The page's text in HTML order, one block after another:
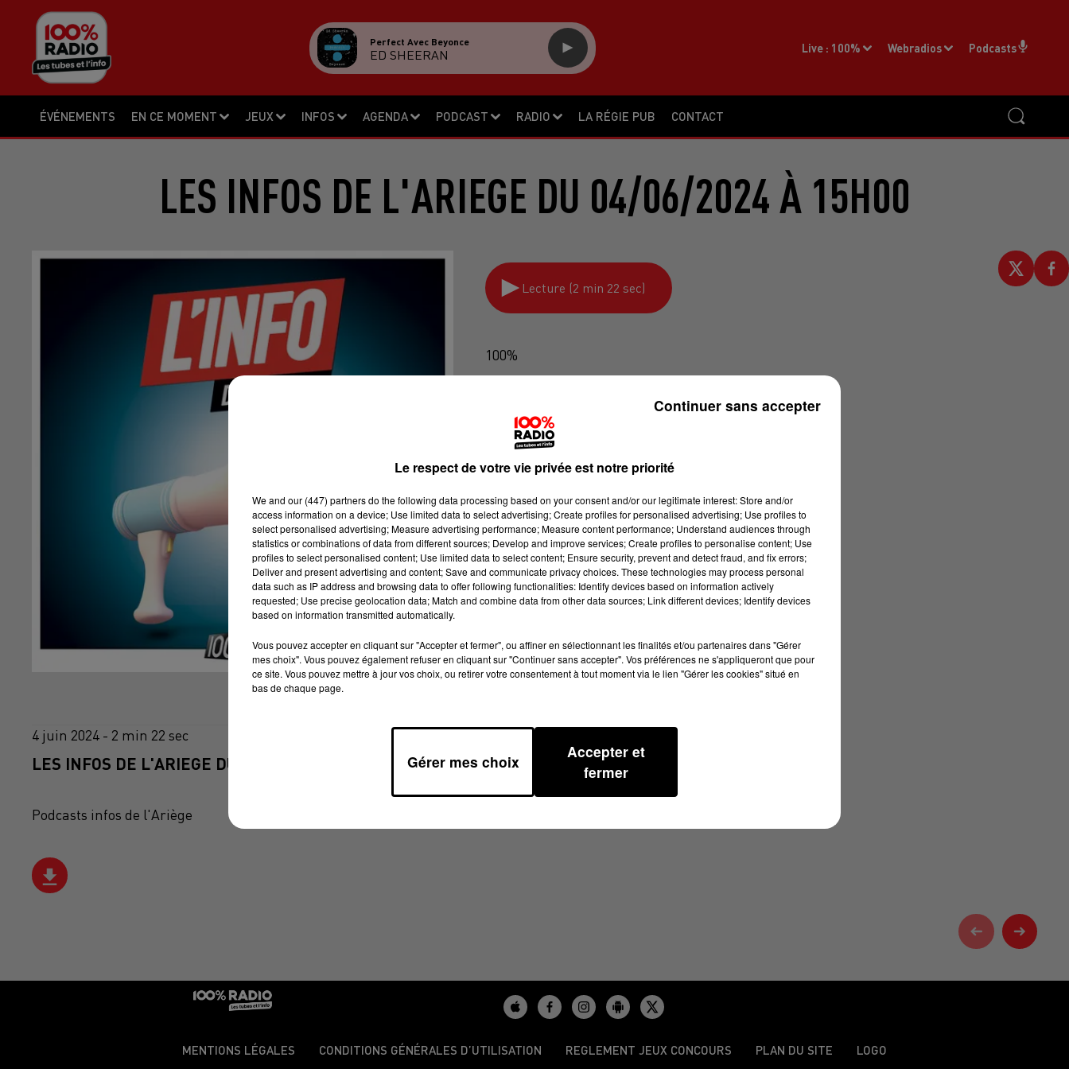
ÉVÉNEMENTS EN CE MOMENT JEUX INFOS AGENDA PODCAST RADIO LA RÉGIE PUB CONTACT
Live : 100% Webradios Podcasts
Perfect Avec Beyonce
ED SHEERAN
LES INFOS DE L'ARIEGE DU 04/06/2024 À 15H00
Lecture (2 min 22 sec)
100%
4 juin 2024 - 2 min 22 sec
LES INFOS DE L'ARIEGE DU 04/06/2024 À 15H00
Podcasts infos de l'Ariège
MENTIONS LÉGALES CONDITIONS GÉNÉRALES D’UTILISATION REGLEMENT JEUX CONCOURS PLAN DU SITE LOGO
Le respect de votre vie privée est notre priorité
We and our (447) partnersdo the following data processing based on your consent and/or our legitimate interest: Store and/or
access information on a device; Use limited data to select advertising; Create profiles for personalised advertising; Use profiles to
select personalised advertising; Measure advertising performance; Measure content performance; Understand audiences through
statistics or combinations of data from different sources; Develop and improve services; Create profiles to personalise content; Use
profiles to select personalised content; Use limited data to select content; Ensure security, prevent and detect fraud, and fix errors;
Deliver and present advertising and content; Save and communicate privacy choices. These technologies may process personal
data such as IP address and browsing data to offer following functionalities: Identify devices based on information actively
requested; Use precise geolocation data; Match and combine data from other data sources; Link different devices; Identify devices
based on information transmitted automatically.
Vous pouvez accepter en cliquant sur "Accepter et fermer", ou affiner en sélectionnant les finalités et/ou partenaires dans "Gérer
mes choix". Vous pouvez également refuser en cliquant sur "Continuer sans accepter". Vos préférences ne s'appliqueront que pour
ce site. Vous pouvez mettre à jour vos choix, ou retirer votre consentement à tout moment via le lien "Gérer les cookies" situé en
bas de chaque page.
Gérer mes choix
Accepter et
fermer
Continuer sans accepter